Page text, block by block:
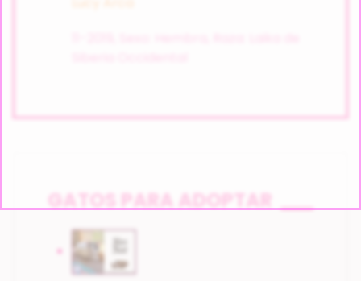
GATOS PARA ADOPTAR